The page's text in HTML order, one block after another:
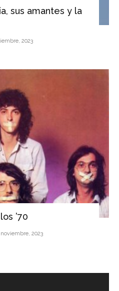
sus amantes y la
2023
’70
2023